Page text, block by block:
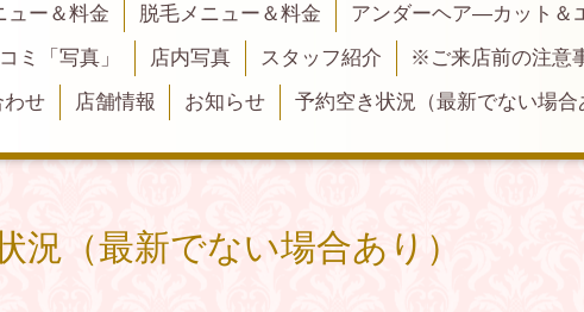
ュー＆料金 脱毛メニュー＆料金
アンダーヘア―カット＆
ミ「写真」 店内写真 スタッフ紹介
※ご来店前の注意
せ 店舗情報 お知らせ 予約空き状況（最新でない場合
況（最新でない場合あり）